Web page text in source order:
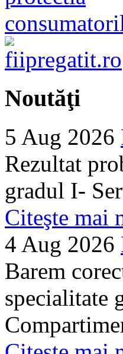
Noutăţi
5 Aug 2026
Rezultat
gradul I-
Citeşte mai
4 Aug 2026
Barem
specialitate